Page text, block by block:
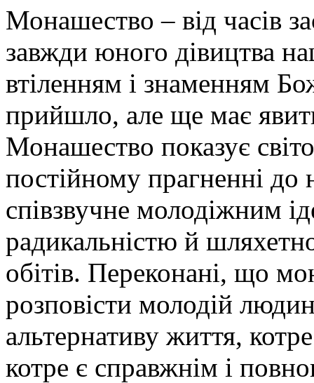
Монашество – від часів
завжди юного дівицтва
втіленням і знаменням
прийшло, але ще має
Монашество показує
постійному прагненні до
співзвучне молодіжним
радикальністю й
обітів. Переконані, що
розповісти молодій
альтернативу життя,
котре є справжнім і